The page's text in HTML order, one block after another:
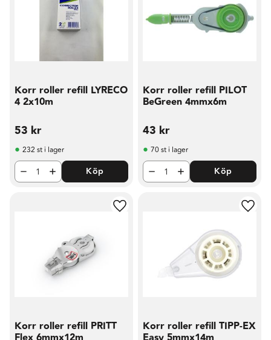
Korr roller refill LYRECO
4 2x10m
53 kr
232 st i lager
Köp
Korr roller refill PILOT
BeGreen 4mmx6m
43 kr
70 st i lager
Köp
Korr roller refill PRITT
Lägg till i favoriter
Korr roller refill TIPP-EX